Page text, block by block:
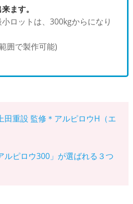
ます。
ロットは、300kgからになり
囲で製作可能)
田重設 監修＊アルピロウH（エ
ルピロウ300」が選ばれる３つ